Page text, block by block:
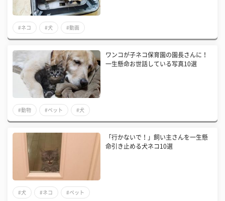
#ネコ #犬 #動画
ワンコが子ネコ保育園の園長さんに！
一生懸命お世話している写真10選
#動物 #ペット #犬
「行かないで！」飼い主さんを一生懸
命引き止める犬ネコ10選
#犬 #ネコ #ペット